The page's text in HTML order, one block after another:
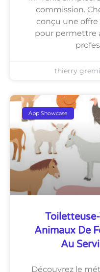
commission.
conçu une
pour permettre
thierry
App Showcase
Animaux De
Au
Découvrez le